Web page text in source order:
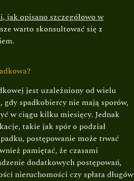
jak opisano szczegółowo w
warto skonsultować się z
jest uzależniony od wielu
spadkobiercy nie mają sporów,
w ciągu kilku miesięcy. Jednak
takie jak spór o podział
postępowanie może trwać
pamiętać, że czasami
dodatkowych postępowań,
nieruchomości czy spłata długów